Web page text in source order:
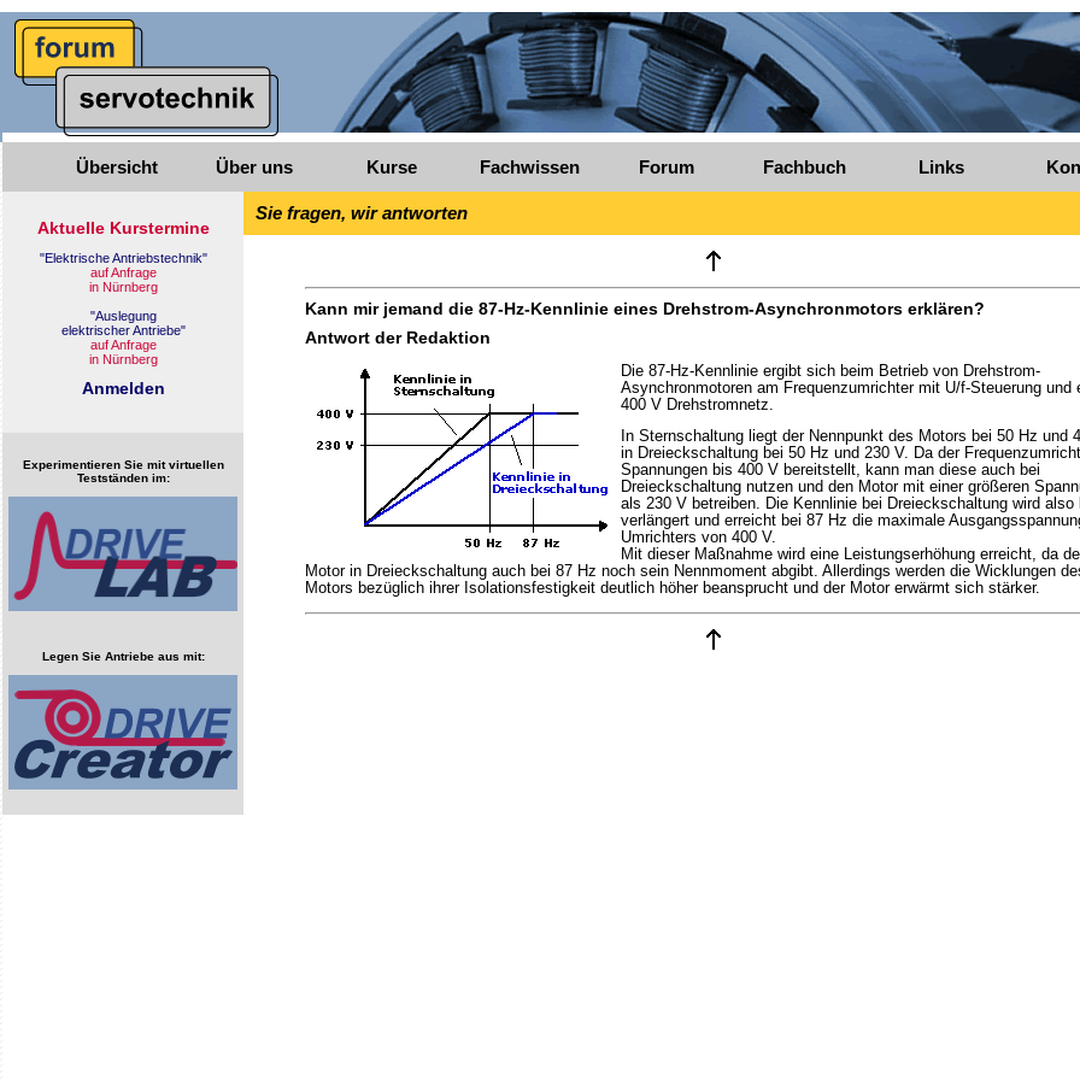
Übersicht Über uns Kurse Fachwissen Forum Fachbuch Links
Experimentieren Sie mit virtuellen
Testständen im:
Legen Sie Antriebe aus mit:
Sie fragen, wir antworten
Kann mir jemand die 87-Hz-Kennlinie eines Drehstrom-Asynchronmotors erklären?
Antwort der Redaktion
Die 87-Hz-Kennlinie ergibt sich beim Betrieb von Drehstrom-
Asynchronmotoren am Frequenzumrichter mit U/f-Steuerung und
400 V Drehstromnetz.
In Sternschaltung liegt der Nennpunkt des Motors bei 50 Hz und
in Dreieckschaltung bei 50 Hz und 230 V. Da der
Spannungen bis 400 V bereitstellt, kann man diese auch bei
Dreieckschaltung nutzen und den Motor mit einer größeren
als 230 V betreiben. Die Kennlinie bei Dreieckschaltung wird also
verlängert und erreicht bei 87 Hz die maximale
Umrichters von 400 V.
Mit dieser Maßnahme wird eine Leistungserhöhung erreicht, da
Motor in Dreieckschaltung auch bei 87 Hz noch sein Nennmoment abgibt. Allerdings werden die Wicklungen
Motors bezüglich ihrer Isolationsfestigkeit deutlich höher beansprucht und der Motor erwärmt sich stärker.